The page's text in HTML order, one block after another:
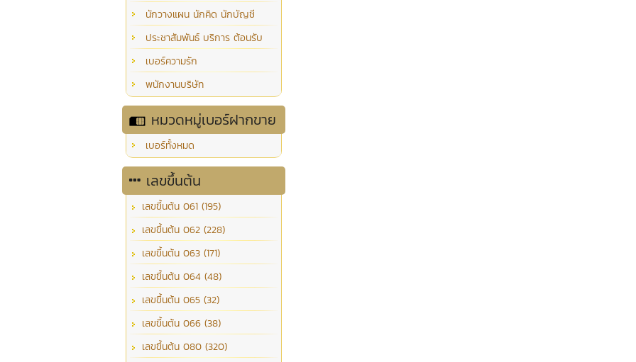
นักวางแผน นักคิด นักบัญชี
ประชาสัมพันธ์ บริการ ต้อนรับ
เบอร์ความรัก
พนักงานบริษัท
หมวดหมู่เบอร์ฝากขาย
เบอร์ทั้งหมด
เลขขึ้นต้น
เลขขึ้นต้น 061 (195)
เลขขึ้นต้น 062 (228)
เลขขึ้นต้น 063 (171)
เลขขึ้นต้น 064 (48)
เลขขึ้นต้น 065 (32)
เลขขึ้นต้น 066 (38)
เลขขึ้นต้น 080 (320)